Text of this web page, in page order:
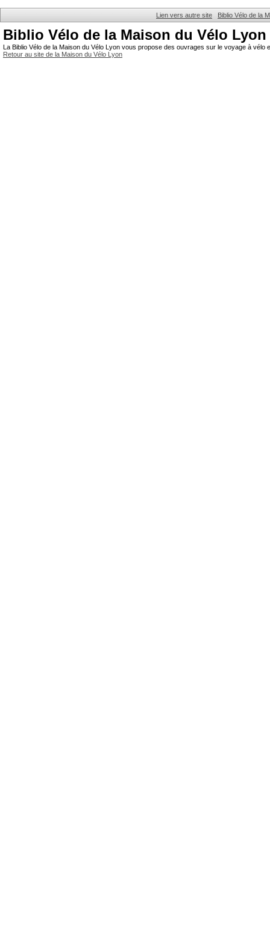
Lien vers autre site Biblio Vélo de la
Biblio Vélo de la Maison du Vélo Lyon
La Biblio Vélo de la Maison du Vélo Lyon vous propose des ouvrages sur le voyage à
Retour au site de la Maison du Vélo Lyon